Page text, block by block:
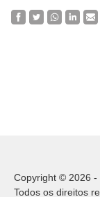
Copyright © 2026 -
Todos os direitos